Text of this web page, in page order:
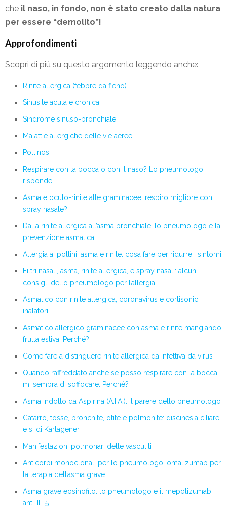
che il naso, in fondo, non è stato creato dalla natura
per essere “demolito”!
Approfondimenti
Scopri di più su questo argomento leggendo anche:
Rinite allergica (febbre da fieno)
Sinusite acuta e cronica
Sindrome sinuso-bronchiale
Malattie allergiche delle vie aeree
Pollinosi
Respirare con la bocca o con il naso? Lo pneumologo
risponde
Asma e oculo-rinite alle graminacee: respiro migliore con
spray nasale?
Dalla rinite allergica all’asma bronchiale: lo pneumologo e la
prevenzione asmatica
Allergia ai pollini, asma e rinite: cosa fare per ridurre i sintomi
Filtri nasali, asma, rinite allergica, e spray nasali: alcuni
consigli dello pneumologo per l’allergia
Asmatico con rinite allergica, coronavirus e cortisonici
inalatori
Asmatico allergico graminacee con asma e rinite mangiando
frutta estiva. Perché?
Come fare a distinguere rinite allergica da infettiva da virus
Quando raffreddato anche se posso respirare con la bocca
mi sembra di soffocare. Perché?
Asma indotto da Aspirina (A.I.A.): il parere dello pneumologo
Catarro, tosse, bronchite, otite e polmonite: discinesia ciliare
e s. di Kartagener
Manifestazioni polmonari delle vasculiti
Anticorpi monoclonali per lo pneumologo: omalizumab per
la terapia dell’asma grave
Asma grave eosinofilo: lo pneumologo e il mepolizumab
anti-IL-5